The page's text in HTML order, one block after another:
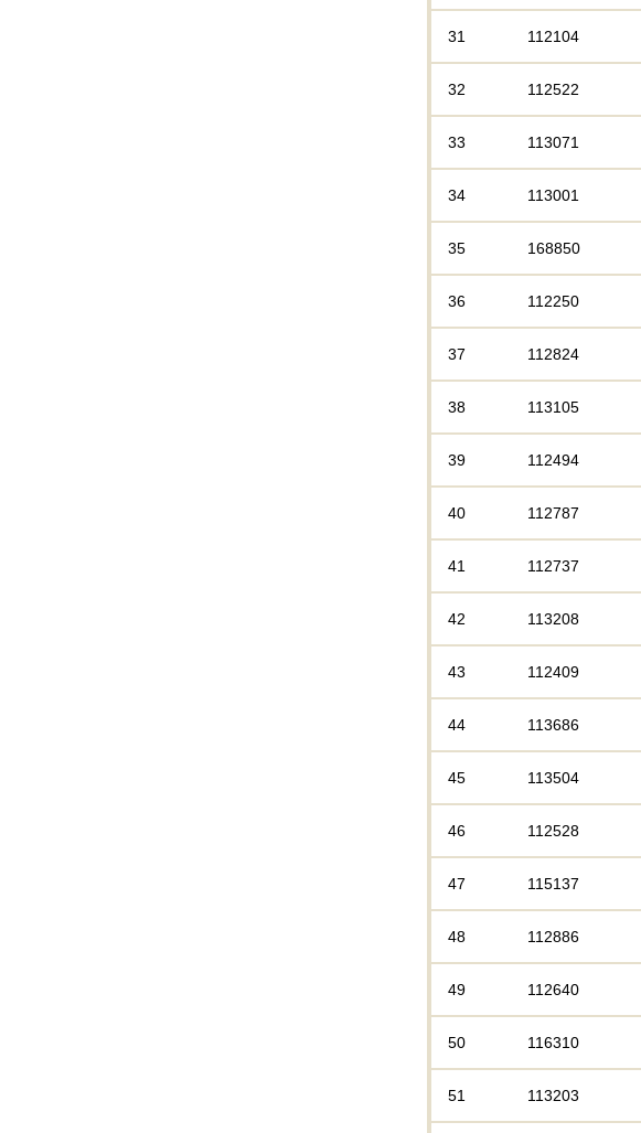
31 112104
32 112522
33 113071
34 113001
35 168850
36 112250
37 112824
38 113105
39 112494
40 112787
41 112737
42 113208
43 112409
44 113686
45 113504
46 112528
47 115137
48 112886
49 112640
50 116310
51 113203